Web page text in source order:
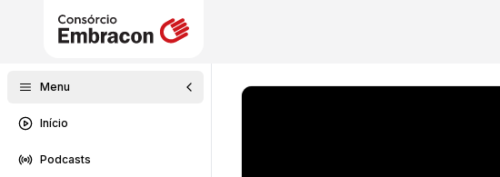
Menu
Início
Podcasts